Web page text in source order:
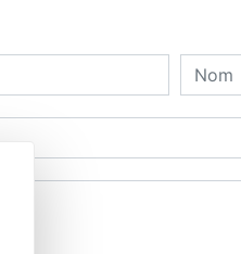
Masquer le